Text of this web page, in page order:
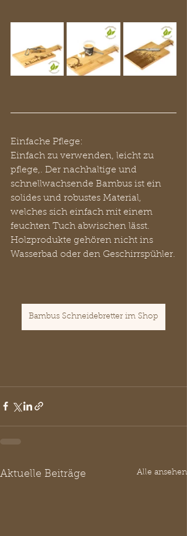
Einfache Pflege:
Einfach zu verwenden, leicht zu
pflege,. Der nachhaltige und
schnellwachsende Bambus ist ein
solides und robustes Material,
welches sich einfach mit einem
feuchten Tuch abwischen lässt.
Holzprodukte gehören nicht ins
Wasserbad oder den Geschirrspühler.
Bambus Schneidebretter im Shop
Aktuelle Beiträge Alle ansehen